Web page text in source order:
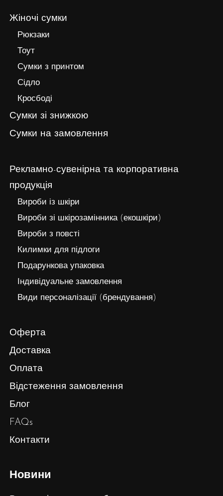
Жіночі сумки
Рюкзаки
Тоут
Сумки з принтом
Сідло
Кросбоді
Сумки зі знижкою
Сумки на замовлення
Рекламно-сувенірна та корпоративна
продукція
Вироби із шкіри
Вироби зі шкірозамінника (екошкіри)
Вироби з повсті
Килимки для підлоги
Подарункова упаковка
Індивідуальне замовлення
Види персоналізації (брендування)
Оферта
Доставка
Оплата
Відстеження замовлення
Блог
FAQs
Контакти
Новини